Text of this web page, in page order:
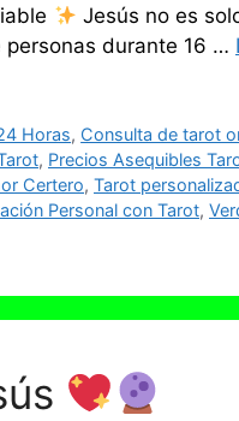
Jesús no es
durante 16 …
Horas, Consulta de tarot
, Precios Asequibles
Certero, Tarot
Personal con Tarot,